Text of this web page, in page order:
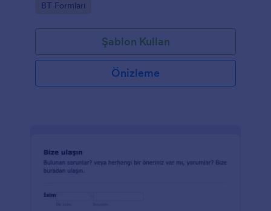
Go to Category:
BT Formları
Şablon Kullan
Önizleme